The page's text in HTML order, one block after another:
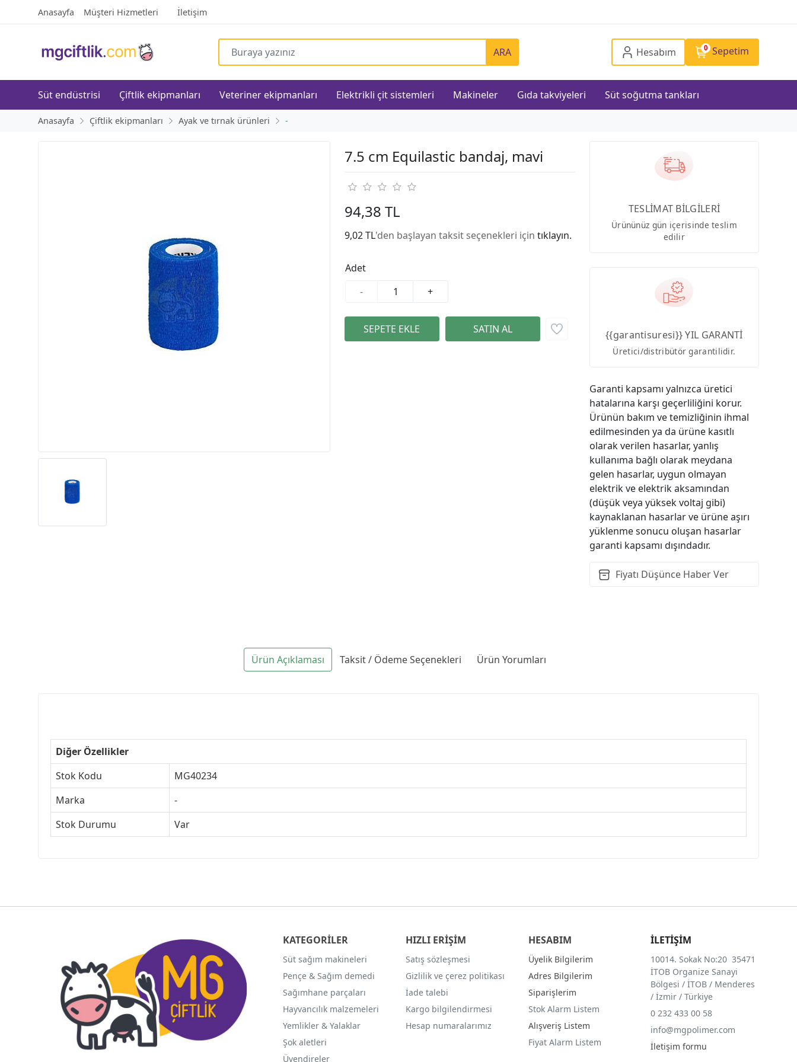
Anasayfa Müşteri Hizmetleri İletişim
ARA Hesabım 0 Sepetim
Süt endüstrisi Çiftlik ekipmanları Veteriner ekipmanları Elektrikli çit sistemleri Makineler Gıda takviyeleri Süt soğutma tankları
Anasayfa Çiftlik ekipmanları Ayak ve tırnak ürünleri -
7.5 cm Equilastic bandaj, mavi
94,38 TL
9,02 TL'den başlayan taksit seçenekleri için tıklayın.
Adet
-
+
TESLİMAT BİLGİLERİ
Ürününüz gün içerisinde teslim
edilir
{{garantisuresi}} YIL GARANTİ
Üretici/distribütör garantilidir.
Garanti kapsamı yalnızca üretici
hatalarına karşı geçerliliğini korur.
Ürünün bakım ve temizliğinin ihmal
edilmesinden ya da ürüne kasıtlı
olarak verilen hasarlar, yanlış
kullanıma bağlı olarak meydana
gelen hasarlar, uygun olmayan
elektrik ve elektrik aksamından
(düşük veya yüksek voltaj gibi)
kaynaklanan hasarlar ve ürüne aşırı
yüklenme sonucu oluşan hasarlar
garanti kapsamı dışındadır.
Fiyatı Düşünce Haber Ver
Ürün Açıklaması Taksit / Ödeme Seçenekleri Ürün Yorumları
Diğer Özellikler
Stok Kodu
MG40234
Marka
-
Stok Durumu
Var
KATEGORİLER
Süt sağım makineleri
Pençe & Sağım demedi
Sağımhane parçaları
Hayvancılık malzemeleri
Yemlikler & Yalaklar
Şok aletleri
Üvendireler
HIZLI ERİŞİM
Satış sözleşmesi
Gizlilik ve çerez politikası
İade talebi
Kargo bilgilendirmesi
Hesap numaralarımız
HESABIM
Üyelik Bilgilerim
Adres Bilgilerim
Siparişlerim
Stok Alarm Listem
Alışveriş Listem
Fiyat Alarm Listem
İLETİŞİM
10014. Sokak No:20 35471
İTOB Organize Sanayi
Bölgesi / İTOB / Menderes
/ İzmir / Türkiye
0 232 433 00 58
info@mgpolimer.com
İletişim formu